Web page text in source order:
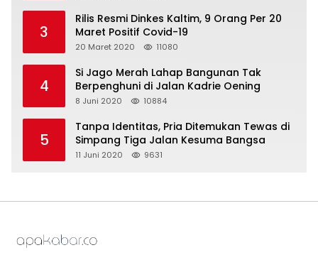
3
Rilis Resmi Dinkes Kaltim, 9 Orang Per 20
Maret Positif Covid-19
20 Maret 2020 11080
4
Si Jago Merah Lahap Bangunan Tak
Berpenghuni di Jalan Kadrie Oening
8 Juni 2020 10884
5
Tanpa Identitas, Pria Ditemukan Tewas di
Simpang Tiga Jalan Kesuma Bangsa
11 Juni 2020 9631